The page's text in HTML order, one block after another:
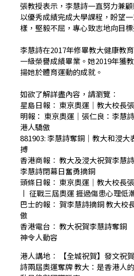
張教授表示，李慧詩一直努力兼
以優秀成績完成大學課程，盼望
樣，堅毅不屈，專心致志地向目標
李慧詩在2017年修畢教大健康教
一級榮譽成績畢業。她2019年獲
揚她於體育運動的成就。
如欲了解詳盡內容，請瀏覽︰
星島日報︰ 東京奧運｜教大校長
明報： 東京奧運｜張仁良：李慧
港人驕傲
881903:李慧詩奪銅｜教大和浸
搏
香港商報︰ 教大及浸大祝賀李慧
李慧詩閉幕日奮勇摘銅
頭條日報︰ 東京奧運｜教大校長
丨 征戰三屆奧運 捱過傷患心理低
巴士的報︰ 賀李慧詩摘銅 教大校
傲
香港電台︰ 教大祝賀李慧詩奪銅
神令人動容
港人講地︰
【全城祝賀】發文祝
詩兩屆奧運奪牌 教大：是香港人